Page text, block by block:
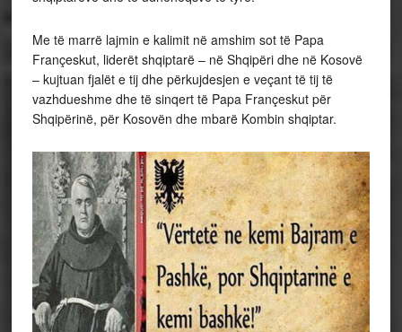
Me të marrë lajmin e kalimit në amshim sot të Papa
Françeskut, liderët shqiptarë – në Shqipëri dhe në Kosovë
– kujtuan fjalët e tij dhe përkujdesjen e veçant të tij të
vazhdueshme dhe të sinqert të Papa Françeskut për
Shqipërinë, për Kosovën dhe mbarë Kombin shqiptar.